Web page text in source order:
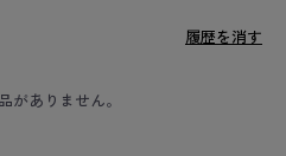
履歴を消す
がありません。